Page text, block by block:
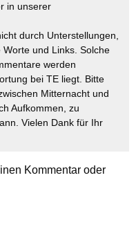
in unserer
durch Unterstellungen,
und Links. Solche
werden
bei TE liegt. Bitte
Mitternacht und
Aufkommen, zu
Vielen Dank für Ihr
Kommentar oder